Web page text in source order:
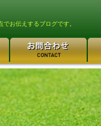
お伝えするブログです。